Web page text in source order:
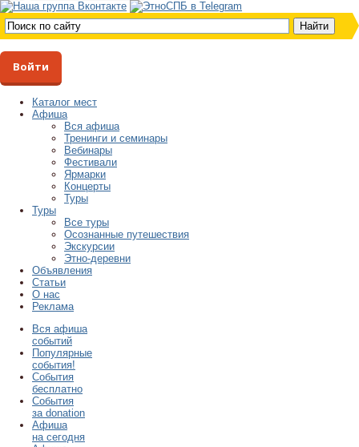
Войти
Каталог мест
Афиша
Вся афиша
Тренинги и семинары
Вебинары
Фестивали
Ярмарки
Концерты
Туры
Туры
Все туры
Осознанные путешествия
Экскурсии
Этно-деревни
Объявления
Статьи
О нас
Реклама
Вся афиша
событий
Популярные
события!
События
бесплатно
События
за donation
Афиша
на сегодня